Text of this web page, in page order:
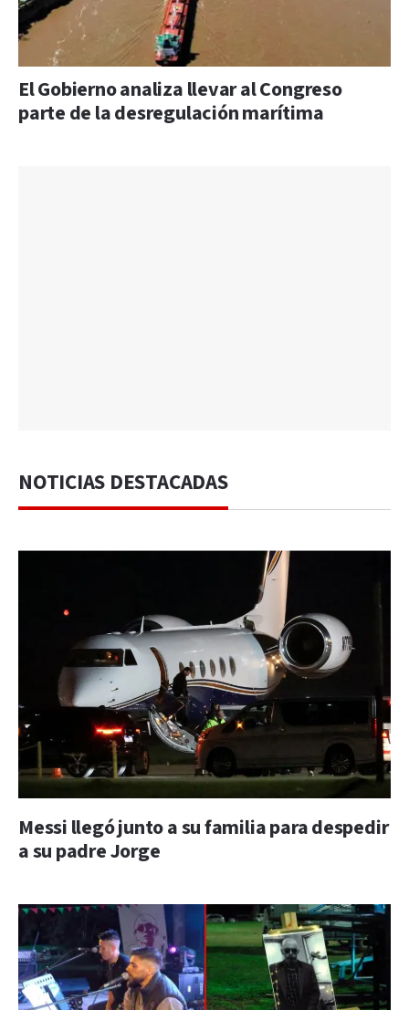
El Gobierno analiza llevar al Congreso
parte de la desregulación marítima
NOTICIAS DESTACADAS
Messi llegó junto a su familia para despedir
a su padre Jorge